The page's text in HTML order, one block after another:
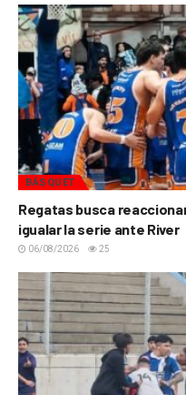
BÁSQUET
Regatas busca
igualar la serie ante River
06/08/2026 25